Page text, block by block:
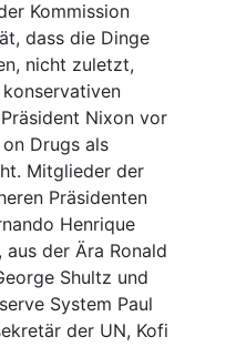
Kommission
dass die Dinge
nicht zuletzt,
Nixon vor
Drugs als
Mitglieder der
Präsidenten
Henrique
der Ära Ronald
Shultz und
System Paul
der UN, Kofi